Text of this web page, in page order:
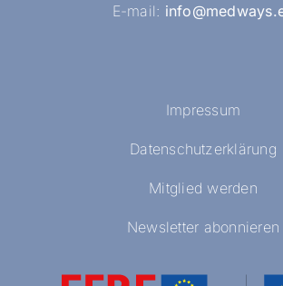
E-mail:
Impressum
Datenschutzerklärung
Mitglied werden
Newsletter abonnieren